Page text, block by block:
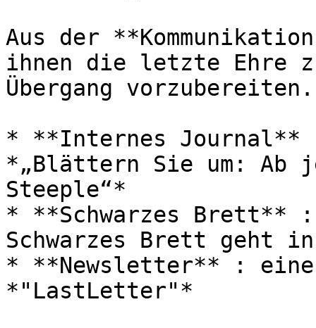
Aus der
ihnen die letzte Ehre
Übergang vorzubereiten.
* **Internes Journal**
*„Blättern Sie um:
Steeple“*
* **Schwarzes Brett**
Schwarzes Brett geht
* **Newsletter** : eine
*"LastLetter"*